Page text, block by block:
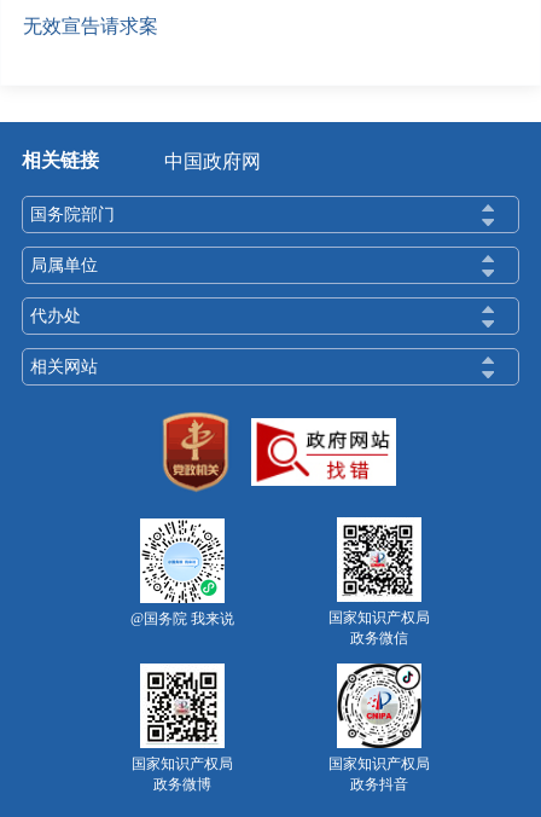
无效宣告请求案
相关链接 中国政府网
国务院部门
局属单位
代办处
相关网站
@国务院 我来说
国家知识产权局
政务微信
国家知识产权局
政务微博
国家知识产权局
政务抖音